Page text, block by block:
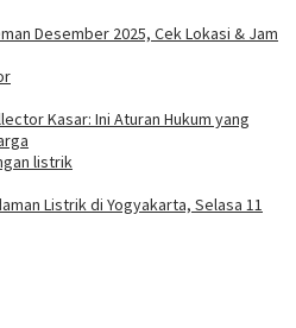
Desember 2025, Cek Lokasi & Jam
Kasar: Ini Aturan Hukum yang
Listrik di Yogyakarta, Selasa 11